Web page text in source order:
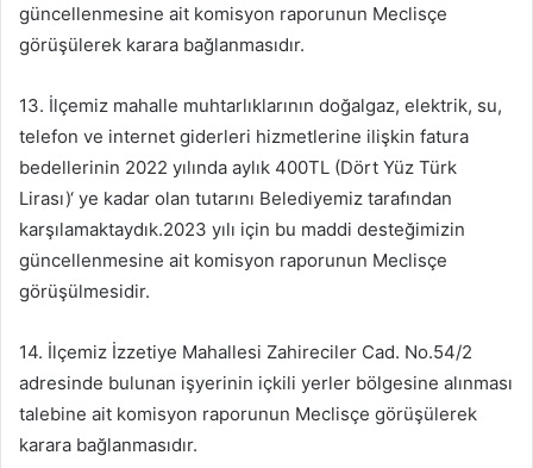
güncellenmesine ait komisyon raporunun Meclisçe
görüşülerek karara bağlanmasıdır.
13. İlçemiz mahalle muhtarlıklarının doğalgaz, elektrik, su,
telefon ve internet giderleri hizmetlerine ilişkin fatura
bedellerinin 2022 yılında aylık 400TL (Dört Yüz Türk
Lirası)‘ ye kadar olan tutarını Belediyemiz tarafından
karşılamaktaydık.2023 yılı için bu maddi desteğimizin
güncellenmesine ait komisyon raporunun Meclisçe
görüşülmesidir.
14. İlçemiz İzzetiye Mahallesi Zahireciler Cad. No.54/2
adresinde bulunan işyerinin içkili yerler bölgesine alınması
talebine ait komisyon raporunun Meclisçe görüşülerek
karara bağlanmasıdır.